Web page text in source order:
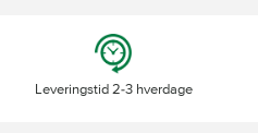
Leveringstid 2-3 hverdage